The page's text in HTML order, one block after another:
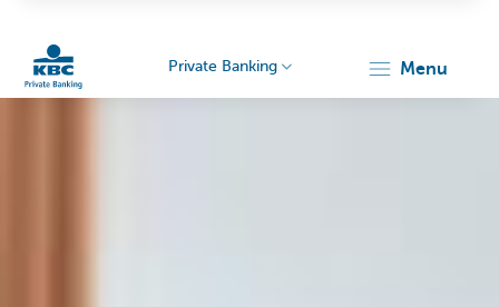
Private Banking menu